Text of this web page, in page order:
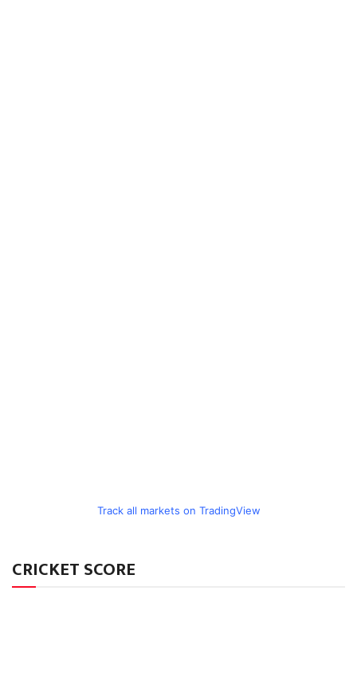
Track all markets on TradingView
CRICKET SCORE